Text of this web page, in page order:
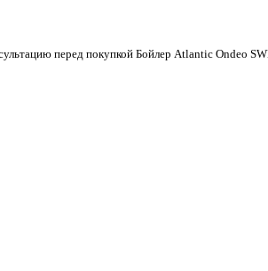
перед покупкой Бойлер Atlantic Ondeo